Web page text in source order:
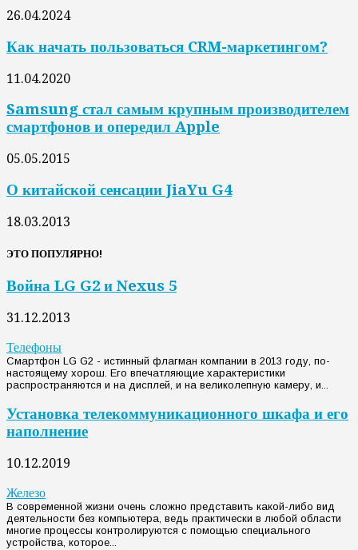
26.04.2024
Как начать пользоваться CRM-маркетингом?
11.04.2020
Samsung стал самым крупным производителем
смартфонов и опередил Apple
05.05.2015
О китайской сенсации JiaYu G4
18.03.2013
ЭТО ПОПУЛЯРНО!
Война LG G2 и Nexus 5
31.12.2013
Телефоны
Смартфон LG G2 - истинный флагман компании в 2013 году, по-
настоящему хорош. Его впечатляющие характеристики
распространяются и на дисплей, и на великолепную камеру, и...
Установка телекоммуникационного шкафа и его
наполнение
10.12.2019
Железо
В современной жизни очень сложно представить какой-либо вид
деятельности без компьютера, ведь практически в любой области
многие процессы контролируются с помощью специального
устройства, которое...